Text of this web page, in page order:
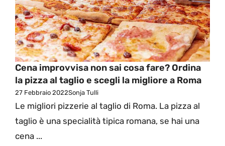
Cena improvvisa non sai cosa fare? Ordina
la pizza al taglio e scegli la migliore a Roma
27 Febbraio 2022Sonja Tulli
Le migliori pizzerie al taglio di Roma. La pizza al
taglio è una specialità tipica romana, se hai una
cena ...